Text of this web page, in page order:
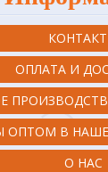
ОПЛАТА И
ОПТОМ В
О НАС